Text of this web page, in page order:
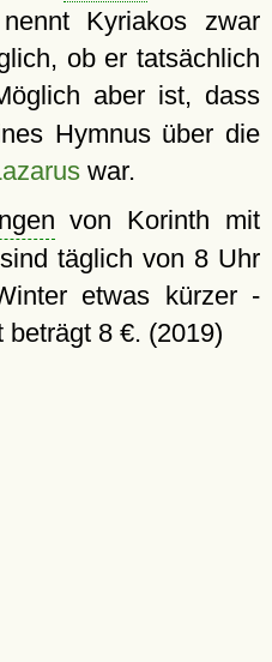
Kyriakos zwar
ob er tatsächlich
aber ist, dass
Hymnus über die
war.
von Korinth mit
täglich von 8 Uhr
etwas kürzer -
8 €. (2019)